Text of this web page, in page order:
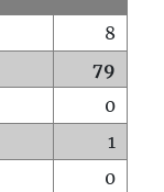
8
79
0
1
0